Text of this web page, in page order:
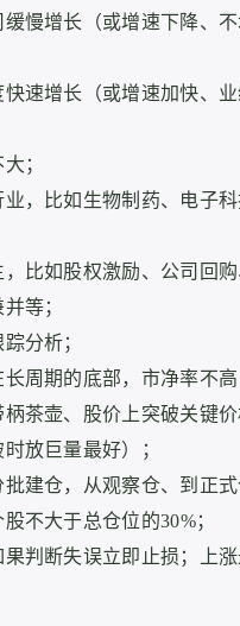
慢增长（或增速下降、
速增长（或增速加快、
；
业，比如生物制药、电子
比如股权激励、公司回购
等；
分析；
周期的底部，市净率不高
茶壶、股价上突破关键
放巨量最好）；
建仓，从观察仓、到正
不大于总仓位的30%；
判断失误立即止损；上